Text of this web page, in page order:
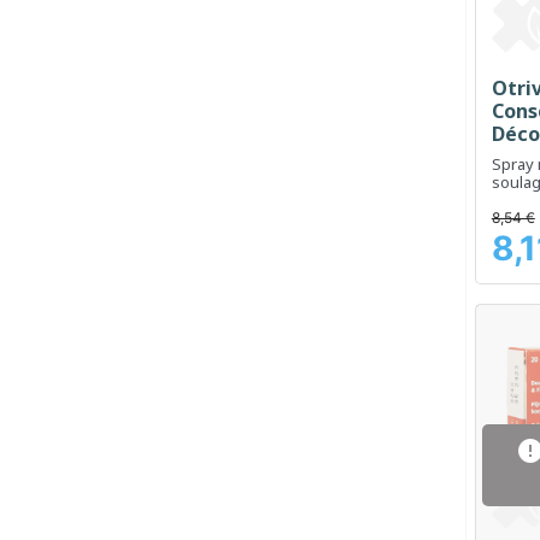
0,5
Spray
enfants
Prix
8,54 €